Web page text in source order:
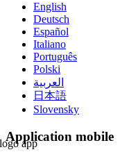
English
Deutsch
Español
Italiano
Português
Polski
العربية
日本語
Slovensky
Application mobile